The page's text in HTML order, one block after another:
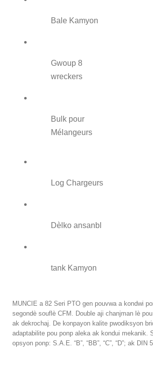
Bale Kamyon
Gwoup 8
wreckers
Bulk pour
Mélangeurs
Log Chargeurs
Dèlko ansanbl
tank Kamyon
MUNCIE a 82 Seri PTO gen pouvwa a kondwi
segondè souflè CFM. Double aji chanjman lè
ak dekrochaj. De konpayon kalite pwodiksyon
adaptabilite pou ponp aleka ak kondui mekanik.
opsyon ponp: S.A.E. “B”, “BB”, “C”, “D”; ak DIN